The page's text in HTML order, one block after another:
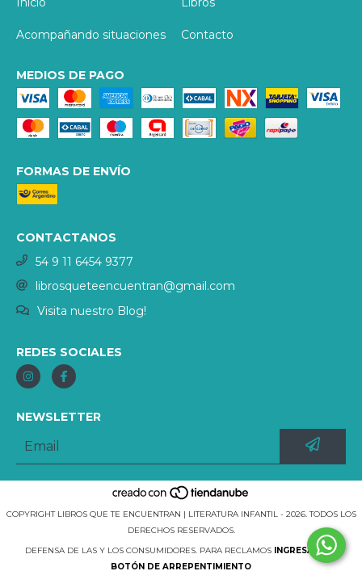
Acompañando situaciones Contacto
MEDIOS DE PAGO
FORMAS DE ENVÍO
CONTACTANOS
54 9 11 6454 9377
librosqueteencuentran@gmail.com
Visita nuestro Blog!
REDES SOCIALES
NEWSLETTER
COPYRIGHT LIBROS QUE TE ENCUENTRAN | LITERATURA INFANTIL - 2026. TODOS LOS
DERECHOS RESERVADOS.
DEFENSA DE LAS Y LOS CONSUMIDORES. PARA RECLAMOS INGRESÁ ACÁ.
BOTÓN DE ARREPENTIMIENTO